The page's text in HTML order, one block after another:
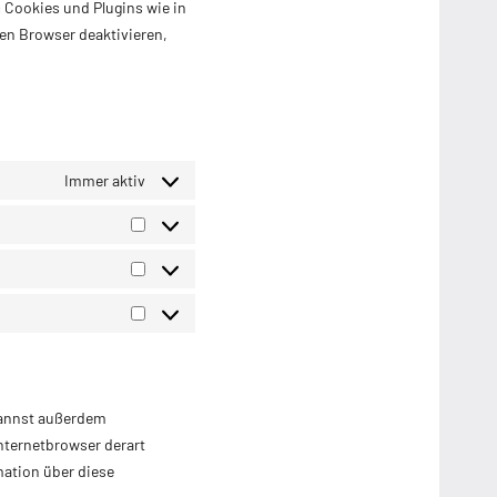
und Plugins wie in
Browser deaktivieren,
Immer aktiv
Vorlieben
Statistiken
Marketing
außerdem
derart
über diese